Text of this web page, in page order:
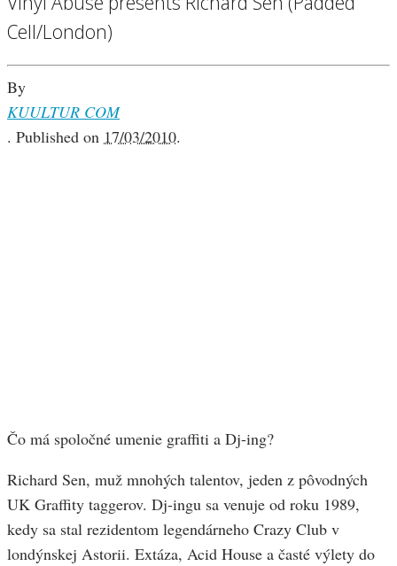
Cell/London)
By
KUULTUR COM
. Published on 17/03/2010.
Čo má spoločné umenie graffiti a Dj-ing?
Richard Sen, muž mnohých talentov, jeden z pôvodných
UK Graffity taggerov. Dj-ingu sa venuje od roku 1989,
kedy sa stal rezidentom legendárneho Crazy Club v
londýnskej Astorii. Extáza, Acid House a časté výlety do